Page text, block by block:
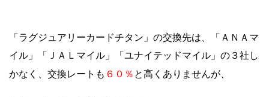
「ラグジュアリーカードチタン」の交換先は、「ＡＮＡマ
イル」「ＪＡＬマイル」「ユナイテッドマイル」の３社し
かなく、交換レートも ６０％ と高くありませんが、